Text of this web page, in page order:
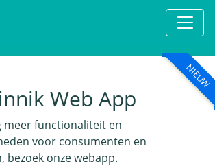
NIEUW
Web App
meer functionaliteit en
voor consumenten en
bezoek onze webapp.